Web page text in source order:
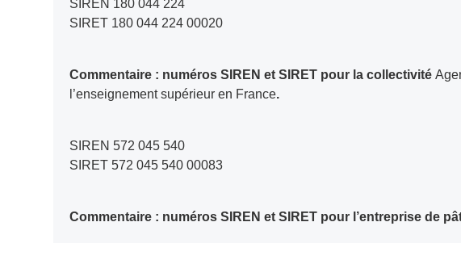
SIREN 180 044 224
SIRET 180 044 224 00020
Commentaire : numéros SIREN et SIRET pour la collectivité
l’enseignement supérieur en France.
SIREN 572 045 540
SIRET 572 045 540 00083
Commentaire : numéros SIREN et SIRET pour l’entreprise de